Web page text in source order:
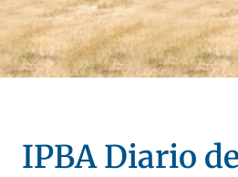
IPBA Diario